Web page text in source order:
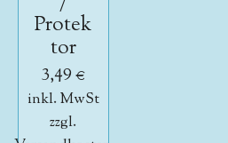
Protek
tor
3,49 €
inkl. MwSt
zzgl.